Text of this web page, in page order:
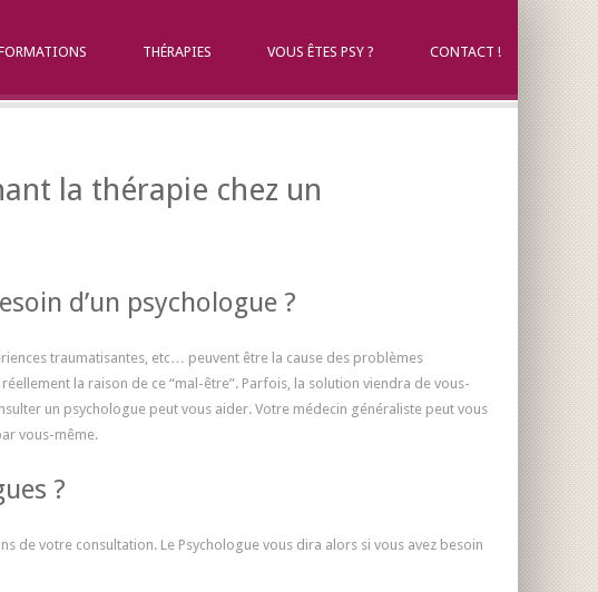
THÉRAPIES VOUS ÊTES PSY ? CONTACT !
la thérapie chez un
d’un psychologue ?
traumatisantes, etc… peuvent être la cause des problèmes
la raison de ce “mal-être”. Parfois, la solution viendra de vous-
un psychologue peut vous aider. Votre médecin généraliste peut vous
vous-même.
?
de votre consultation. Le Psychologue vous dira alors si vous avez besoin